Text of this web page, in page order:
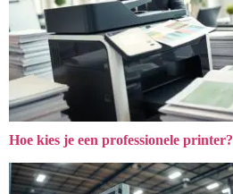
Hoe kies je een professionele printer?